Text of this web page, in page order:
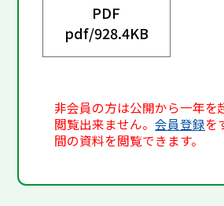
PDF
pdf/928.4KB
非会員の方は公開から一年を
閲覧出来ません。会員登録を
間の資料を閲覧できます。